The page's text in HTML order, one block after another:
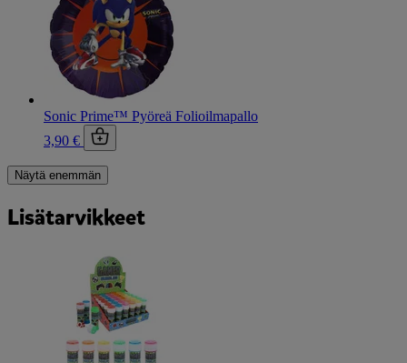
Sonic Prime™ Pyöreä Folioilmapallo
3,90 €
Näytä enemmän
Lisätarvikkeet